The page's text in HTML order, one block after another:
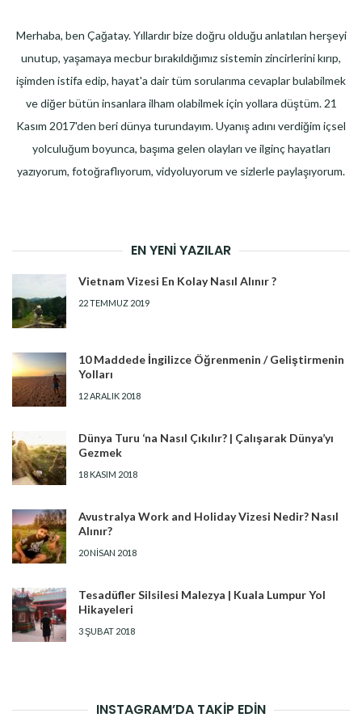
Merhaba, ben Çağatay. Yıllardır bize doğru olduğu anlatılan herşeyi
unutup, yaşamaya mecbur bırakıldığımız sistemin zincirlerini kırıp,
işimden istifa edip, hayat'a dair tüm sorularıma cevaplar bulabilmek
ve diğer bütün insanlara ilham olabilmek için yollara düştüm. 21
Kasım 2017'den beri dünya turundayım. Uyanış adını verdiğim içsel
yolculuğum boyunca, başıma gelen olayları ve ilginç hayatları
yazıyorum, fotoğraflıyorum, vidyoluyorum ve sizlerle paylaşıyorum.
EN YENI YAZILAR
Vietnam Vizesi En Kolay Nasıl Alınır ?
22 TEMMUZ 2019
10 Maddede İngilizce Öğrenmenin / Geliştirmenin
Yolları
12 ARALIK 2018
Dünya Turu ‘na Nasıl Çıkılır? | Çalışarak Dünya’yı
Gezmek
18 KASIM 2018
Avustralya Work and Holiday Vizesi Nedir? Nasıl
Alınır?
20 NISAN 2018
Tesadüfler Silsilesi Malezya | Kuala Lumpur Yol
Hikayeleri
3 ŞUBAT 2018
INSTAGRAM’DA TAKİP EDİN